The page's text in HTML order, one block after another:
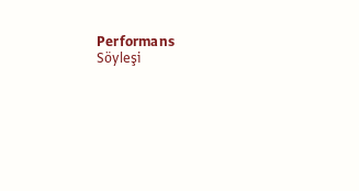
Performans
Söyleşi